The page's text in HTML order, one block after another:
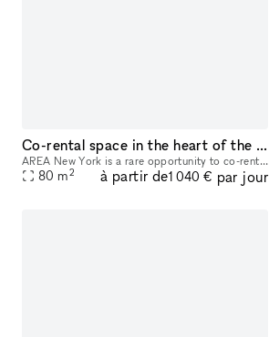
Co-rental space in the heart of the Furniture District
AREA New York is a rare opportunity to co-rent with a high end Japanese interior brand know for its quality materials, craftsmanship, and design. Located in the heart of the furniture district near t
80 m2 à partir de1 040 € par jour